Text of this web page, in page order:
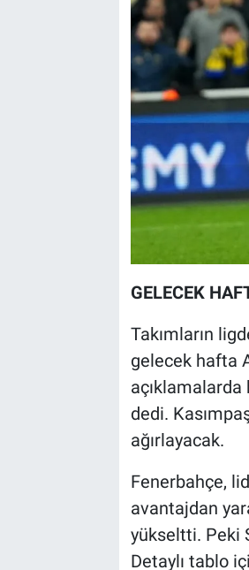
GELECEK
Takımların
gelecek hafta
açıklamalarda
dedi.
ağırlayacak.
Fenerbahçe,
avantajdan
yükseltti. Peki
Detaylı tablo